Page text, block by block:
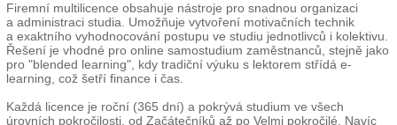
Firemní multilicence obsahuje nástroje pro snadnou organizaci
a administraci studia. Umožňuje vytvoření motivačních technik
a exaktního vyhodnocování postupu ve studiu jednotlivců i kolektivu.
Řešení je vhodné pro online samostudium zaměstnanců, stejně jako
pro "blended learning", kdy tradiční výuku s lektorem střídá e-
learning, což šetří finance i čas.
Každá licence je roční (365 dní) a pokrývá studium ve všech
úrovních pokročilosti, od Začátečníků až po Velmi pokročilé. Navíc